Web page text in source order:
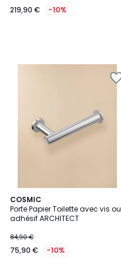
219,90 € -10%
COSMIC
Porte Papier Toilette avec vis ou
adhésif ARCHITECT
84,90 €
75,90 € -10%